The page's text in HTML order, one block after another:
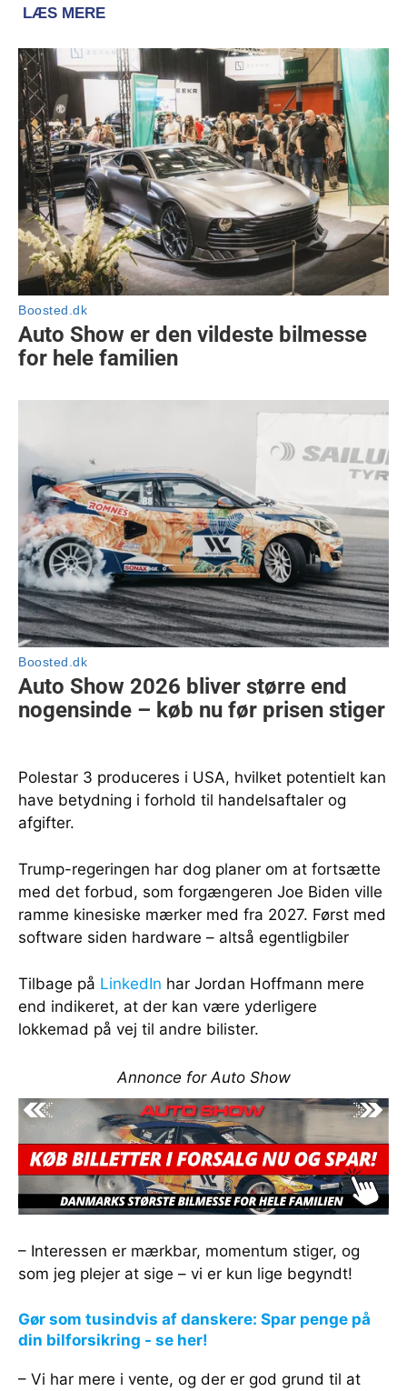
Polestar 3 produceres i USA, hvilket potentielt kan
have betydning i forhold til handelsaftaler og
afgifter.
Trump-regeringen har dog planer om at fortsætte
med det forbud, som forgængeren Joe Biden ville
ramme kinesiske mærker med fra 2027. Først med
software siden hardware – altså egentligbiler
Tilbage på LinkedIn har Jordan Hoffmann mere
end indikeret, at der kan være yderligere
lokkemad på vej til andre bilister.
Annonce for Auto Show
– Interessen er mærkbar, momentum stiger, og
som jeg plejer at sige – vi er kun lige begyndt!
Gør som tusindvis af danskere: Spar penge på
din bilforsikring - se her!
– Vi har mere i vente, og der er god grund til at